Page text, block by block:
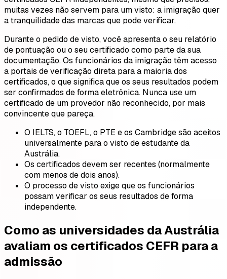
muitas vezes não servem para um visto: a imigração quer
a tranquilidade das marcas que pode verificar.
Durante o pedido de visto, você apresenta o seu relatório
de pontuação ou o seu certificado como parte da sua
documentação. Os funcionários da imigração têm acesso
a portais de verificação direta para a maioria dos
certificados, o que significa que os seus resultados podem
ser confirmados de forma eletrônica. Nunca use um
certificado de um provedor não reconhecido, por mais
convincente que pareça.
O IELTS, o TOEFL, o PTE e os Cambridge são aceitos
universalmente para o visto de estudante da
Austrália.
Os certificados devem ser recentes (normalmente
com menos de dois anos).
O processo de visto exige que os funcionários
possam verificar os seus resultados de forma
independente.
Como as universidades da Austrália
avaliam os certificados CEFR para a
admissão